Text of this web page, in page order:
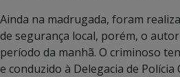
Ainda na madrugada, foram
de segurança local, porém, o
período da manhã. O criminoso
e conduzido à Delegacia de